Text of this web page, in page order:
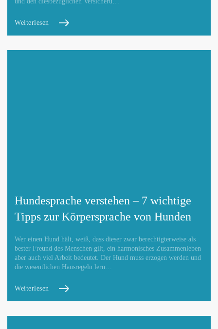
Weiterlesen
Hundesprache verstehen – 7 wichtige
Tipps zur Körpersprache von Hunden
Wer einen Hund hält, weiß, dass dieser zwar berechtigterweise als
bester Freund des Menschen gilt, ein harmonisches Zusammenleben
aber auch viel Arbeit bedeutet. Der Hund muss erzogen werden und
die wesentlichen Hausregeln lern…
Weiterlesen